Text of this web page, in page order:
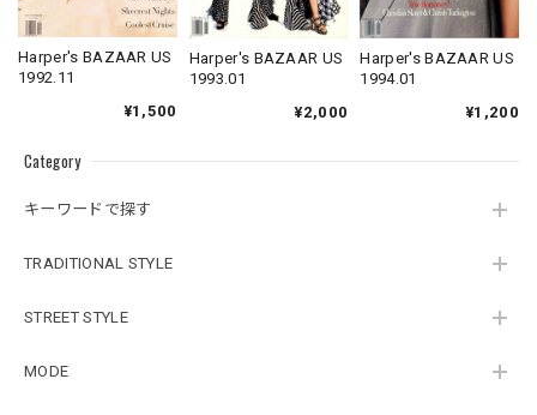
Category
キーワードで探す
TRADITIONAL STYLE
STREET STYLE
MODE
Harper's BAZAAR US
1992.11
¥1,500
Harper's BAZAAR US
1993.01
¥2,000
Harper's BAZAAR US
1994.01
¥1,200